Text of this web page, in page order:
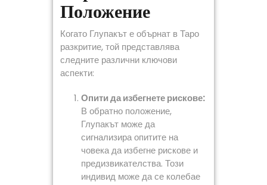
Положение
Когато Глупакът е обърнат в Таро
разкритие, той представлява
следните различни ключови
аспекти:
Опити да избегнете рискове:
В обратно положение,
Глупакът може да
сигнализира опитите на
човека да избегне рискове и
предизвикателства. Този
индивид може да се колебае